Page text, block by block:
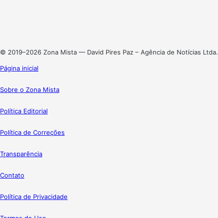
© 2019–2026 Zona Mista — David Pires Paz – Agência de Notícias Ltda.
Página inicial
Sobre o Zona Mista
Política Editorial
Política de Correções
Transparência
Contato
Política de Privacidade